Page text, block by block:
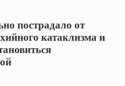
пострадало от
катаклизма и